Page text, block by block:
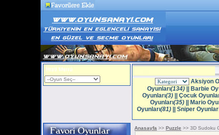
Hızlı Menü
Aksiyon
Oyunları(134)
Barbie
Oyunları(3)
Çocuk
Oyunları(35)||
Mario
Oyunları(81) Sniper
Anasayfa >> Puzzle >> 3D Sudoku